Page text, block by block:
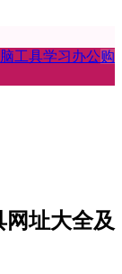
工具学习办公购
址大全及